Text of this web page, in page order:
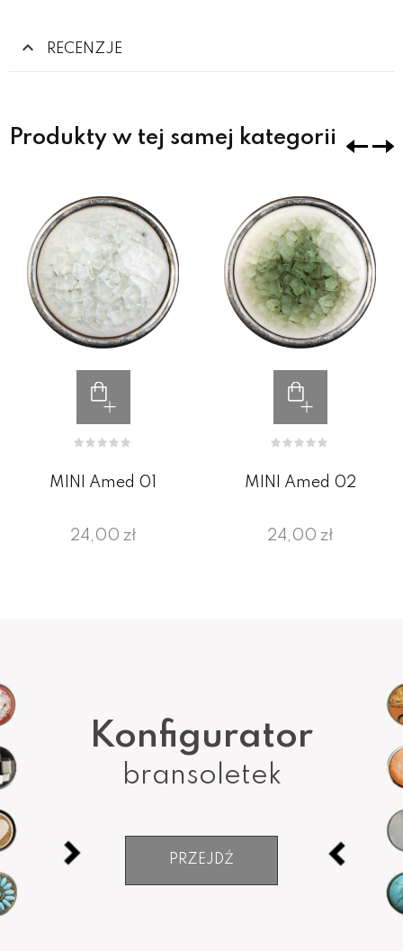
RECENZJE
Produkty w tej samej kategorii
MINI Amed 01
24,00 zł
MINI Amed 02
24,00 zł
Konfigurator
bransoletek
PRZEJDŹ